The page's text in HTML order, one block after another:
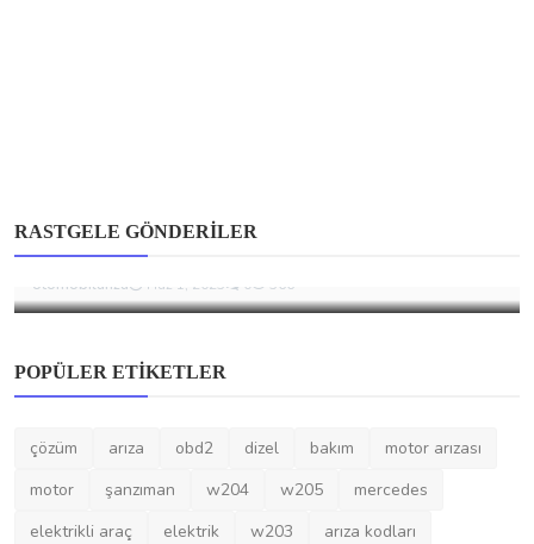
RASTGELE GÖNDERILER
Kia Tüm OBD2 Arıza Kodları, Nedenleri ve
Çözümleri
otomobilariza Haz 1, 2025 0 566
POPÜLER ETIKETLER
çözüm arıza obd2 dizel bakım
motor arızası
motor
şanzıman w204 w205
mercedes
elektrikli araç
elektrik w203 arıza kodları